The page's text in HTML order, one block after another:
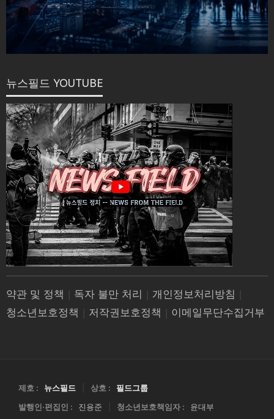
뉴스필드 YOUTUBE
약관 및 정책 | 독자 불만 처리 | 개인정보처리방침 |
청소년보호정책 | 저작권보호정책 | 이메일무단수집거부
제호 : 뉴스필드 상호 :
필드그룹
발행인·편집인 :
진용준 청소년보호책임자 : 윤대부